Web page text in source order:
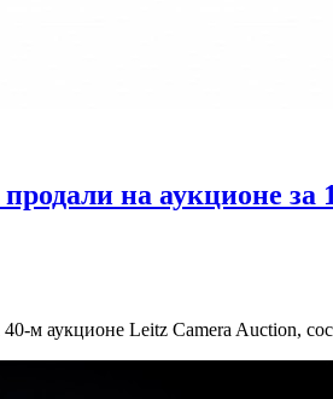
на аукционе за
м аукционе Leitz Camera Auction,